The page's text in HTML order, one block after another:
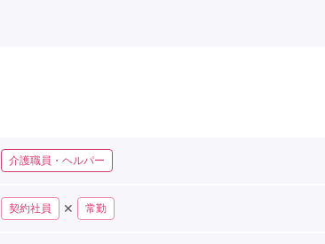
介護職員・ヘルパー
契約社員 ✕ 常勤